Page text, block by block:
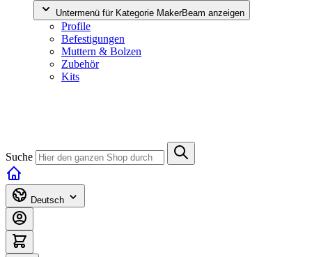
Untermenü für Kategorie MakerBeam anzeigen
Profile
Befestigungen
Muttern & Bolzen
Zubehör
Kits
Suche
Deutsch